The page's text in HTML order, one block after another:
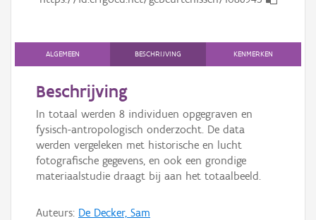
Persoon of collectief
Hergebruik
Aanmelden
ALGEMEEN BESCHRIJVING KENMERKEN
Beschrijving
In totaal werden 8 individuen opgegraven en
fysisch-antropologisch onderzocht. De data
werden vergeleken met historische en lucht
fotografische gegevens, en ook een grondige
materiaalstudie draagt bij aan het totaalbeeld.
Auteurs: De Decker, Sam